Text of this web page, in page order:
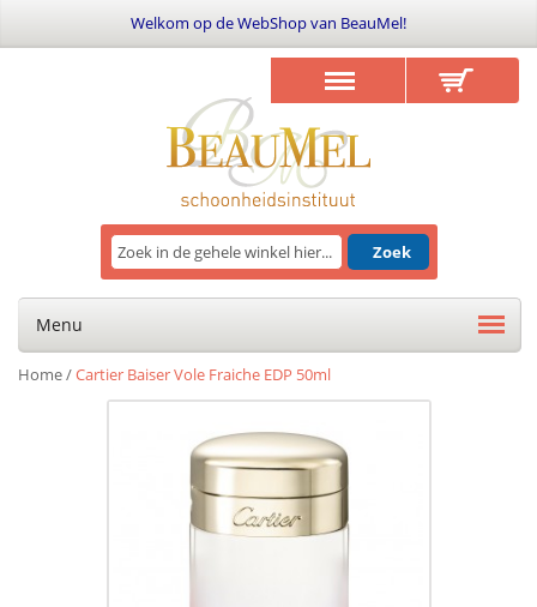
Welkom op de WebShop van BeauMel!
Zoek
Menu
Home/Cartier Baiser Vole Fraiche EDP 50ml